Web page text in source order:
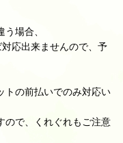
場合、
応出来ませんので、予
トの前払いでのみ対応い
ので、くれぐれもご注意